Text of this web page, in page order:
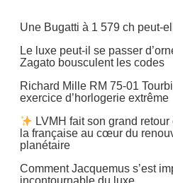
Une Bugatti à 1 579 ch peut-
Le luxe peut-il se passer
Zagato bousculent les codes
Richard Mille RM 75-01
exercice d’horlogerie extrême
LVMH fait son grand
la française au cœur du
planétaire
Comment Jacquemus s’est
incontournable du luxe